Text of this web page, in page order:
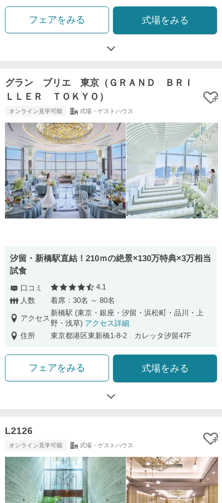
フェアをみる 式場をみる
グラン ブリエ 東京（ＧＲＡＮＤ ＢＲＩ
ＬＬＥＲ ＴＯＫＹＯ）
オンライン見学可能 式場・ゲストハウス
汐留・新橋駅直結！210ｍの絶景×130万特典×3万相当
試食
口コミ 口コミ評価
4.1
人数
着席：30名 ～ 80名
アクセス
新橋駅 (東京・銀座・汐留・浜松町・品川・上
野・浅草) アクセス詳細
住所
東京都港区東新橋1-8-2 カレッタ汐留47F
フェアをみる 式場をみる
L2126
オンライン見学可能 式場・ゲストハウス